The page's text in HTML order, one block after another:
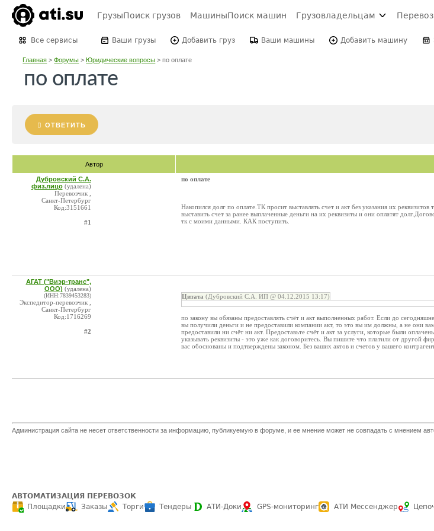
ГрузыПоиск грузов МашиныПоиск машин Грузовладельцам
Все сервисы Ваши грузы Добавить груз Ваши машины Добавить машину
Главная >Форумы >Юридические вопросы >по оплате
по оплате
ОТВЕТИТЬ
Автор
Дубровский С.А.
физ.лицо (удалена)
Перевозчик ,
Санкт-Петербург
Код:3151661
#1
по оплате
Накопился долг по оплате.ТК просит выставлять счет и акт без указания их
выставить счет за ранее выплаченные деньги на их реквизиты и они оплатят
тк с моими данными. КАК поступить.
АГАТ ("Виэр-транс",
ООО) (удалена)
(ИНН:7839453283)
Экспедитор-перевозчик ,
Санкт-Петербург
Код:1716269
#2
Цитата (Дубровский С.А. ИП @ 04.12.2015 13:17)
по закону вы обязаны предоставлять счёт и акт выполненных работ. Если до
вы получили деньги и не предоставили компании акт, то это вы им должны, а не они
предоставили ни счёт ни акт. Предоставьте счёт и акт за услуги, которые были
указывать реквизиты - это уже как договоритесь. Вы пишите что платили от другой
вас обоснованы и подтверждены законом. Без ваших актов и счетов у вашего
Администрация сайта не несет ответственности за информацию, публикуемую в форуме, и ее мнение может не совпадать с мнением
АВТОМАТИЗАЦИЯ ПЕРЕВОЗОК
Площадки
Заказы Торги Тендеры АТИ-Доки GPS-мониторинг АТИ Мессенджер